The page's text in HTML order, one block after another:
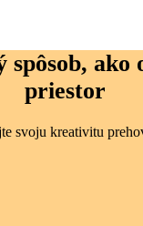
spôsob,
priestor
svoju kreativitu